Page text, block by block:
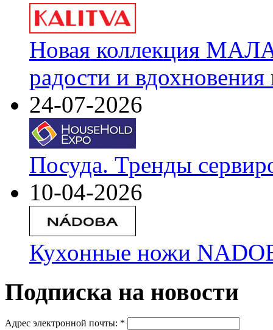
Новая коллекция
радости и
24-07-2026
Посуда. Тренды
10-04-2026
Кухонные ножи
Подписка на новости
Адрес электронной почты: *